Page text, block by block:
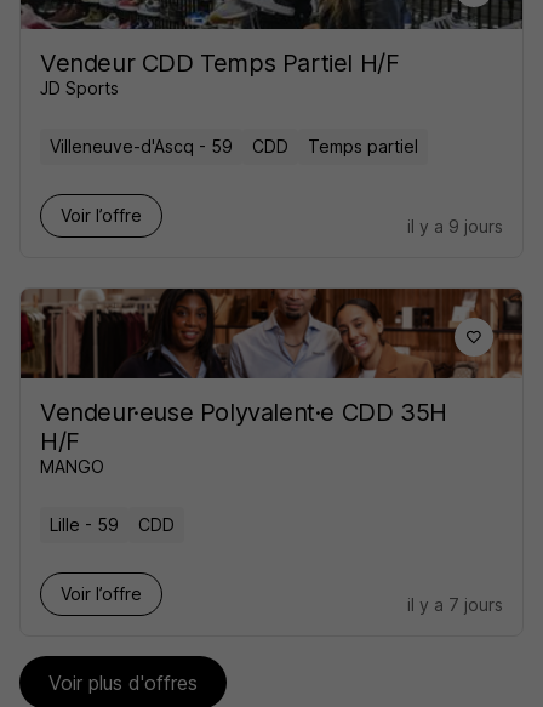
Vendeur CDD Temps Partiel H/F
JD Sports
Villeneuve-d'Ascq - 59 CDD Temps partiel
Voir l’offre
il y a 9 jours
Vendeur·euse Polyvalent·e CDD 35H
H/F
MANGO
Lille - 59 CDD
Voir l’offre
il y a 7 jours
Voir plus d'offres